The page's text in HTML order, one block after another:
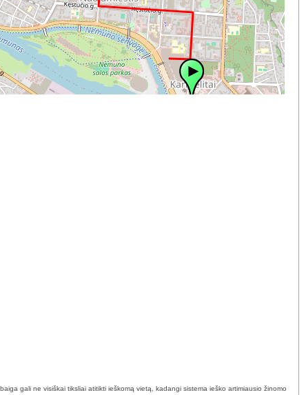
gali ne visiškai tiksliai atitikti ieškomą vietą, kadangi sistema ieško artimiausio žinomo